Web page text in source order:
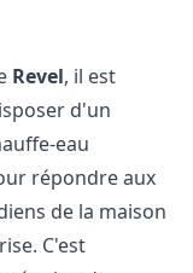
Revel, il est
d'un
eau
répondre aux
de la maison
C'est